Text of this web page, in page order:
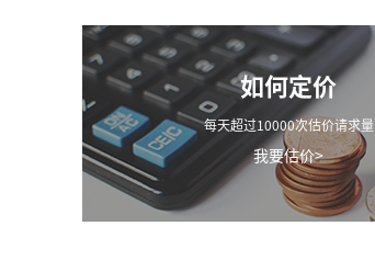
如何定价
每天超过10000次估价请求量
我要估价>